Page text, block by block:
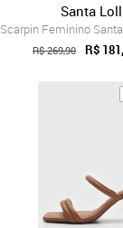
Santa
R$ 269,90 R$